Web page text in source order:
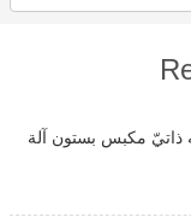
ذاتيّ مكبس بستون آلة